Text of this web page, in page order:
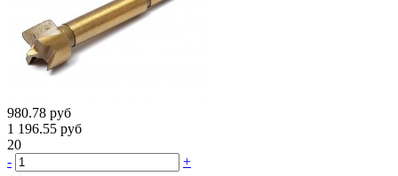
980.78 руб
1 196.55 руб
20
-
+